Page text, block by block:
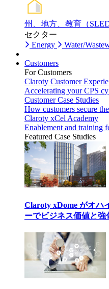
州、地方、教育（SLED
セクター
Energy
Water/
Customers
For Customers
Claroty Customer
Accelerating your CPS
Customer Case Studies
How customers secure
Claroty xCel Academy
Enablement and training
Featured Case Studies
Claroty xDome がオハ
ーでビジネス価値と